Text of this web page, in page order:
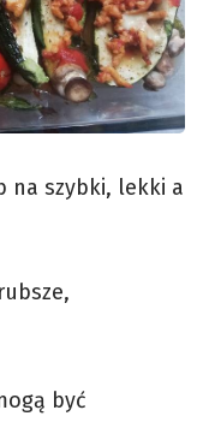
na szybki, lekki a
być